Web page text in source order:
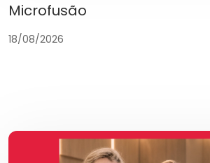
Microfusão
18/08/2026